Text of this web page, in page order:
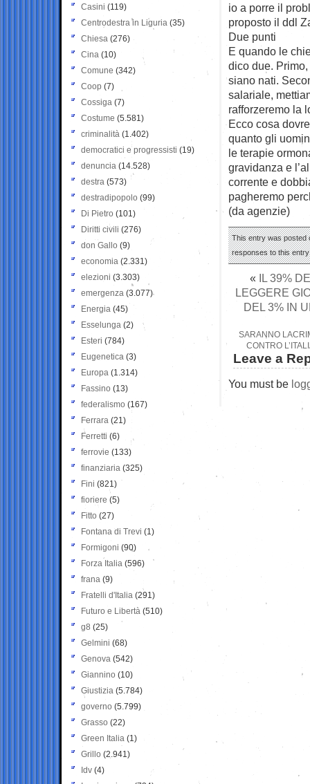
io a porre il
proposto il ddl
Due punti
E quando le
dico due.
siano nati.
salariale,
rafforzeremo la
Ecco cosa
quanto gli
le terapie
gravidanza e
corrente e
pagheremo
(da agenzie)
This entry was posted
responses to this
« IL 39%
LEGGERE
DEL 3% IN
SARANNO
CONTRO
Leave a
You must be
Casini (119)
Centrodestra in Liguria (35)
Chiesa (276)
Cina (10)
Comune (342)
Coop (7)
Cossiga (7)
Costume (5.581)
criminalità (1.402)
democratici e progressisti (19)
denuncia (14.528)
destra (573)
destradipopolo (99)
Di Pietro (101)
Diritti civili (276)
don Gallo (9)
economia (2.331)
elezioni (3.303)
emergenza (3.077)
Energia (45)
Esselunga (2)
Esteri (784)
Eugenetica (3)
Europa (1.314)
Fassino (13)
federalismo (167)
Ferrara (21)
Ferretti (6)
ferrovie (133)
finanziaria (325)
Fini (821)
fioriere (5)
Fitto (27)
Fontana di Trevi (1)
Formigoni (90)
Forza Italia (596)
frana (9)
Fratelli d'Italia (291)
Futuro e Libertà (510)
g8 (25)
Gelmini (68)
Genova (542)
Giannino (10)
Giustizia (5.784)
governo (5.799)
Grasso (22)
Green Italia (1)
Grillo (2.941)
Idv (4)